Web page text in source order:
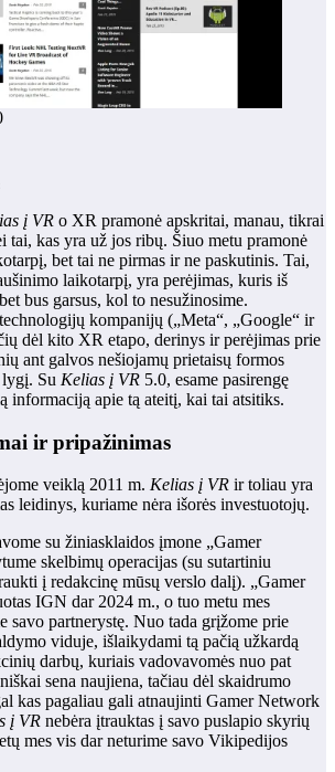
į VR o XR pramonė apskritai, manau, tikrai
tai, kas yra už jos ribų. Šiuo metu pramonė
bet tai ne pirmas ir ne paskutinis. Tai,
laikotarpį, yra perėjimas, kuris iš
bus garsus, kol to nesužinosime.
kompanijų („Meta“, „Google“ ir
dėl kito XR etapo, derinys ir perėjimas prie
ant galvos nešiojamų prietaisų formos
Su Kelias į VR 5.0, esame pasirengę
informaciją apie tą ateitį, kai tai atsitiks.
ir pripažinimas
veiklą 2011 m. Kelias į VR ir toliau yra
leidinys, kuriame nėra išorės investuotojų.
su žiniasklaidos įmone „Gamer
skelbimų operacijas (su sutartiniu
į redakcinę mūsų verslo dalį). „Gamer
IGN dar 2024 m., o tuo metu mes
savo partnerystę. Nuo tada grįžome prie
viduje, išlaikydami tą pačią užkardą
darbų, kuriais vadovavomės nuo pat
sena naujiena, tačiau dėl skaidrumo
kas pagaliau gali atnaujinti Gamer Network
į VR nebėra įtrauktas į savo puslapio skyrių
mes vis dar neturime savo Vikipedijos